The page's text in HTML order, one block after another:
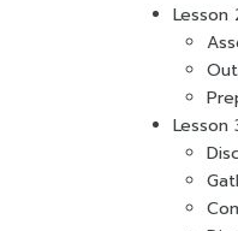
Lesson
Lesson